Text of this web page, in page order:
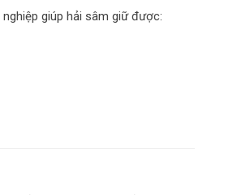
giúp hải sâm giữ được: